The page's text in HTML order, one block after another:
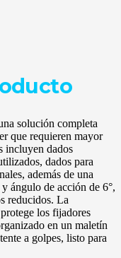
solución completa
que requieren mayor
incluyen dados
dados para
además de una
ángulo de acción de 6°,
reducidos. La
los fijadores
en un maletín
a golpes, listo para